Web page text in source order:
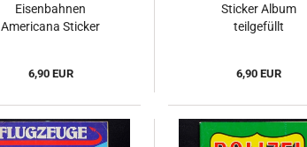
Eisenbahnen
Americana Sticker
6,90 EUR
Sticker Album
teilgefüllt
6,90 EUR